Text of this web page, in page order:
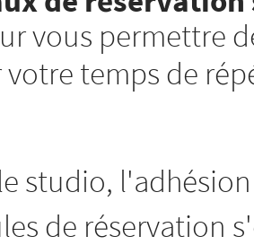
vous permettre
votre temps de
studio,
de réservation